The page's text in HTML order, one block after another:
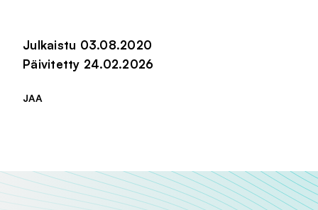
Julkaistu 03.08.2020
Päivitetty 24.02.2026
JAA